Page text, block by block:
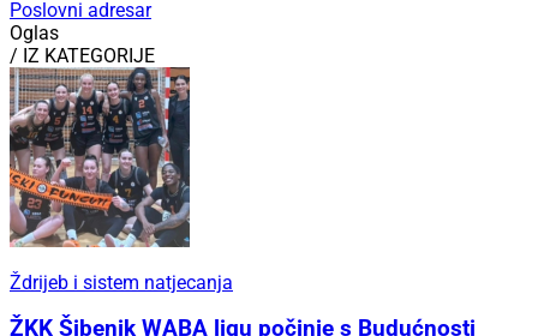
Poslovni adresar
Oglas
/ IZ KATEGORIJE
Ždrijeb i sistem natjecanja
ŽKK Šibenik WABA ligu počinje s Budućnosti